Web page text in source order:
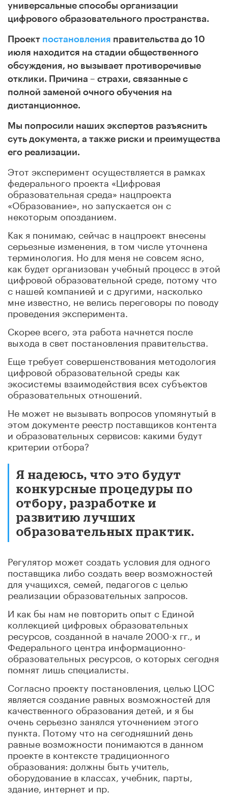
универсальные способы организации
цифрового образовательного пространства.
Проект постановления правительства до 10
июля находится на стадии общественного
обсуждения, но вызывает противоречивые
отклики. Причина – страхи, связанные с
полной заменой очного обучения на
дистанционное.
Мы попросили наших экспертов разъяснить
суть документа, а также риски и преимущества
его реализации.
Этот эксперимент осуществляется в рамках
федерального проекта «Цифровая
образовательная среда» нацпроекта
«Образование», но запускается он с
некоторым опозданием.
Как я понимаю, сейчас в нацпроект внесены
серьезные изменения, в том числе уточнена
терминология. Но для меня не совсем ясно,
как будет организован учебный процесс в этой
цифровой образовательной среде, потому что
с нашей компанией и с другими, насколько
мне известно, не велись переговоры по поводу
проведения эксперимента.
Скорее всего, эта работа начнется после
выхода в свет постановления правительства.
Еще требует совершенствования методология
цифровой образовательной среды как
экосистемы взаимодействия всех субъектов
образовательных отношений.
Не может не вызывать вопросов упомянутый в
этом документе реестр поставщиков контента
и образовательных сервисов: какими будут
критерии отбора?
Я надеюсь, что это будут
конкурсные процедуры по
отбору, разработке и
развитию лучших
образовательных практик.
Регулятор может создать условия для одного
поставщика либо создать веер возможностей
для учащихся, семей, педагогов с целью
реализации образовательных запросов.
И как бы нам не повторить опыт с Единой
коллекцией цифровых образовательных
ресурсов, созданной в начале 2000-х гг., и
Федерального центра информационно-
образовательных ресурсов, о которых сегодня
помнят лишь специалисты.
Согласно проекту постановления, целью ЦОС
является создание равных возможностей для
качественного образования детей, и я бы
очень серьезно занялся уточнением этого
пункта. Потому что на сегодняшний день
равные возможности понимаются в данном
проекте в контексте традиционного
образования: должны быть учитель,
оборудование в классах, учебник, парты,
здание, интернет и пр.